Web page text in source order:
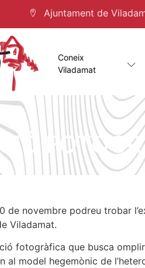
Ajuntament de
Coneix
Viladamat
de novembre podreu trobar
Viladamat.
fotogràfica que busca
al model hegemònic de